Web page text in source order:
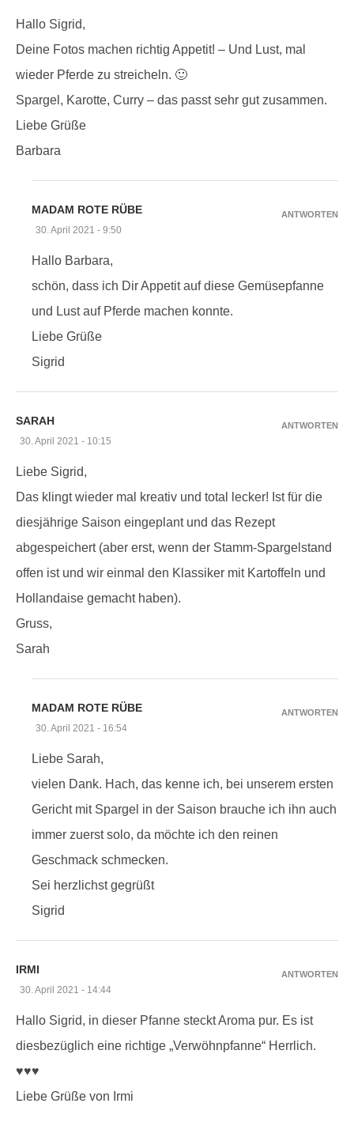
Hallo Sigrid,
Deine Fotos machen richtig Appetit! – Und Lust, mal
wieder Pferde zu streicheln. 🙂
Spargel, Karotte, Curry – das passt sehr gut zusammen.
Liebe Grüße
Barbara
MADAM ROTE RÜBE
30. April 2021 - 9:50
Hallo Barbara,
schön, dass ich Dir Appetit auf diese Gemüsepfanne
und Lust auf Pferde machen konnte.
Liebe Grüße
Sigrid
ANTWORTEN
SARAH
30. April 2021 - 10:15
Liebe Sigrid,
Das klingt wieder mal kreativ und total lecker! Ist für die
diesjährige Saison eingeplant und das Rezept
abgespeichert (aber erst, wenn der Stamm-Spargelstand
offen ist und wir einmal den Klassiker mit Kartoffeln und
Hollandaise gemacht haben).
Gruss,
Sarah
ANTWORTEN
MADAM ROTE RÜBE
30. April 2021 - 16:54
Liebe Sarah,
vielen Dank. Hach, das kenne ich, bei unserem ersten
Gericht mit Spargel in der Saison brauche ich ihn auch
immer zuerst solo, da möchte ich den reinen
Geschmack schmecken.
Sei herzlichst gegrüßt
Sigrid
ANTWORTEN
IRMI
30. April 2021 - 14:44
Hallo Sigrid, in dieser Pfanne steckt Aroma pur. Es ist
diesbezüglich eine richtige „Verwöhnpfanne“ Herrlich.
♥♥♥
Liebe Grüße von Irmi
ANTWORTEN